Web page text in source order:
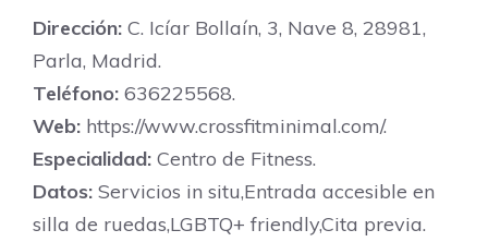
Dirección: C. Icíar Bollaín, 3, Nave 8, 28981,
Parla, Madrid.
Teléfono: 636225568.
Web: https://www.crossfitminimal.com/.
Especialidad: Centro de Fitness.
Datos: Servicios in situ,Entrada accesible en
silla de ruedas,LGBTQ+ friendly,Cita previa.